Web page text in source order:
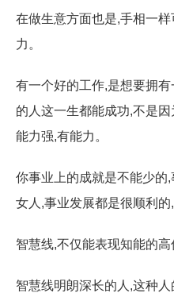
在做生意方面也是,手相一
力。
有一个好的工作,是想要拥
的人这一生都能成功,不是
能力强,有能力。
你事业上的成就是不能少的
女人,事业发展都是很顺利的
智慧线,不仅能表现知能的高
智慧线明朗深长的人,这种